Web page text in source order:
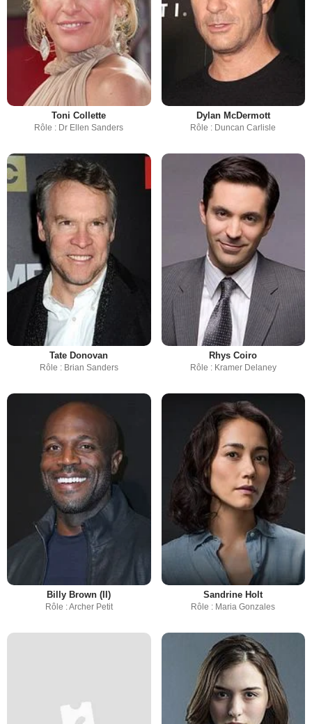
Toni Collette
Rôle : Dr Ellen Sanders
Dylan McDermott
Rôle : Duncan Carlisle
Tate Donovan
Rôle : Brian Sanders
Rhys Coiro
Rôle : Kramer Delaney
Billy Brown (II)
Rôle : Archer Petit
Sandrine Holt
Rôle : Maria Gonzales